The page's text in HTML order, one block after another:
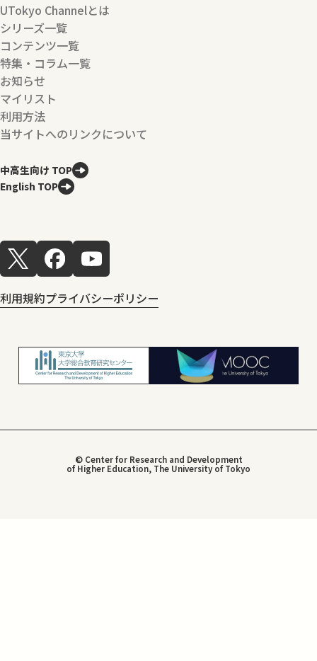
UTokyo Channelとは
シリーズ一覧
コンテンツ一覧
特集・コラム一覧
お知らせ
マイリスト
利用方法
当サイトへのリンクについて
中高生向け TOP
English TOP
利用規約プライバシーポリシー
© Center for Research and Development
of Higher Education, The University of Tokyo